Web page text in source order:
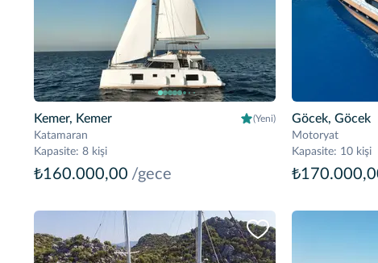
Kemer, Kemer (Yeni)
Katamaran
Kapasite: 8 kişi
₺160.000,00 /gece
Göcek, Göcek
Motoryat
Kapasite: 10 kişi